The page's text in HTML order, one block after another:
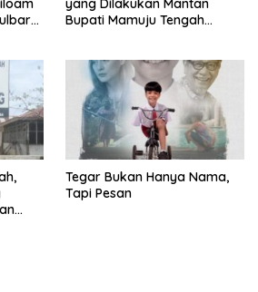
yang Dilakukan Mantan
Bupati Mamuju Tengah
Tegar Bukan Hanya Nama,
Tapi Pesan